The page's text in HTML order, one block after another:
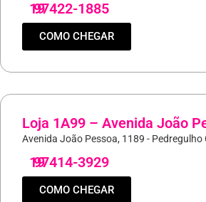
19
97422-1885
COMO CHEGAR
Loja 1A99 – Avenida João
Avenida João Pessoa, 1189 -
19
97414-3929
COMO CHEGAR